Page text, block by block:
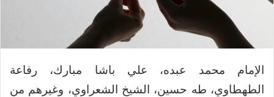
الإمام محمد عبده، علي باشا مبارك، رفاعة
الطهطاوي، طه حسين، الشيخ الشعراوي، وغيرهم من